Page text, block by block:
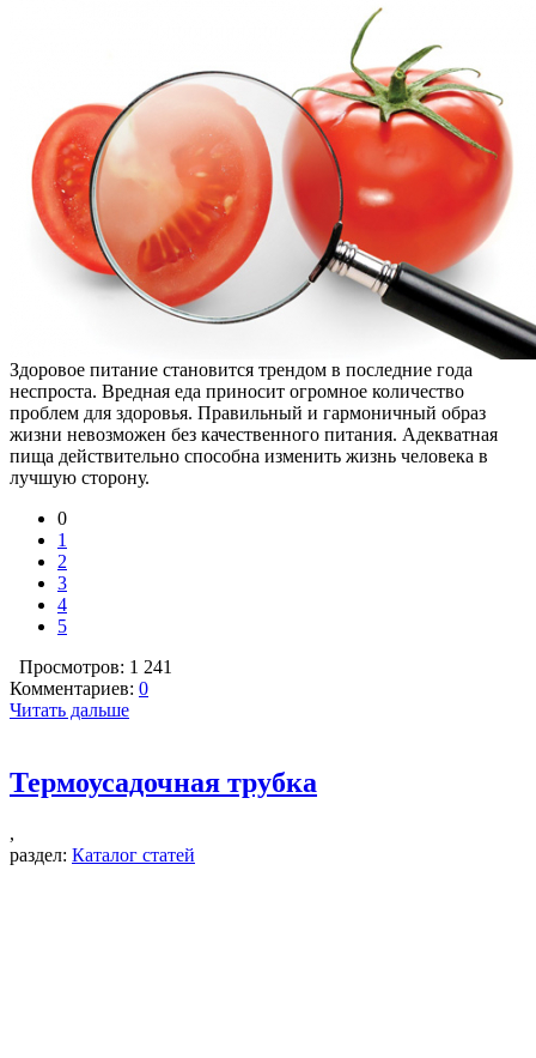
Здоровое питание становится трендом в последние года
неспроста. Вредная еда приносит огромное количество
проблем для здоровья. Правильный и гармоничный образ
жизни невозможен без качественного питания. Адекватная
пища действительно способна изменить жизнь человека в
лучшую сторону.
0
1
2
3
4
5
Просмотров: 1 241
Комментариев: 0
Читать дальше
Термоусадочная трубка
,
раздел: Каталог статей